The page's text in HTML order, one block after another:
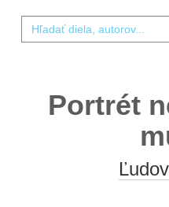
Portrét